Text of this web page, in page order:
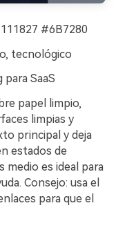
#6B7280
tecnológico
SaaS
papel limpio,
limpias y
principal y deja
estados de
medio es ideal para
Consejo: usa el
para que el